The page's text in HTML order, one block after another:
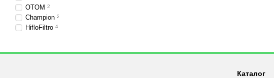
OTOM 2
Champion 2
HifloFiltro 4
Каталог